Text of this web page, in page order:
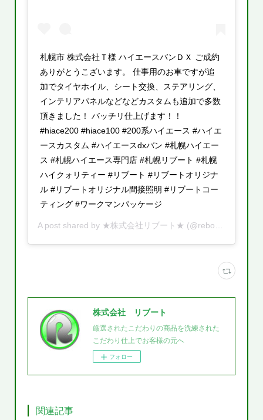
札幌市 株式会社Ｔ様 ハイエースバンＤＸ ご成約
ありがとうこざいます。 仕事用のお車ですが追
加でタイヤホイル、シート交換、ステアリング、
インテリアパネルなどなどカスタムも追加で多数
頂きました！ バッチリ仕上げます！！
#hiace200 #hiace100 #200系ハイエース #ハイエ
ースカスタム #ハイエースdxバン #札幌ハイエー
ス #札幌ハイエース専門店 #札幌リブート #札幌
ハイクォリティー #リブート #リブートオリジナ
ル #リブートオリジナル間接照明 #リブートコー
ティング #ワークマンパッケージ
A post shared by ★株式会社リブート★ (@reboot.cars) on
株式会社 リブート
厳選されたこだわりの商品を洗練された
こだわり仕上でお客様の元へ
フォロー
関連記事